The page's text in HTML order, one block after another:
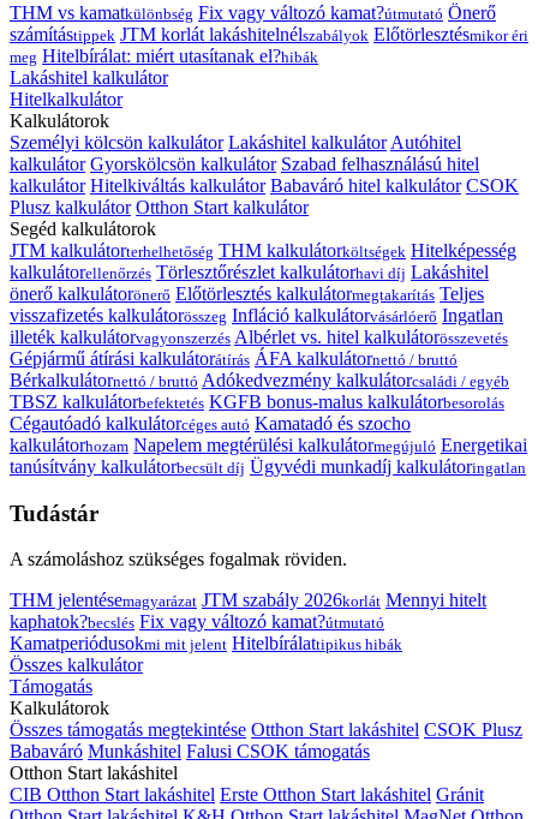
THM vs kamatkülönbség Fix vagy változó kamat?útmutató Önerő
számítástippek JTM korlát lakáshitelnélszabályok Előtörlesztésmikor éri
meg Hitelbírálat: miért utasítanak el?hibák
Lakáshitel kalkulátor
Hitelkalkulátor
Kalkulátorok
Személyi kölcsön kalkulátor Lakáshitel kalkulátor Autóhitel
kalkulátor Gyorskölcsön kalkulátor Szabad felhasználású hitel
kalkulátor Hitelkiváltás kalkulátor Babaváró hitel kalkulátor CSOK
Plusz kalkulátor Otthon Start kalkulátor
Segéd kalkulátorok
JTM kalkulátorterhelhetőség THM kalkulátorköltségek Hitelképesség
kalkulátorellenőrzés Törlesztőrészlet kalkulátorhavi díj Lakáshitel
önerő kalkulátorönerő Előtörlesztés kalkulátormegtakarítás Teljes
visszafizetés kalkulátorösszeg Infláció kalkulátorvásárlóerő Ingatlan
illeték kalkulátorvagyonszerzés Albérlet vs. hitel kalkulátorösszevetés
Gépjármű átírási kalkulátorátírás ÁFA kalkulátornettó / bruttó
Bérkalkulátornettó / bruttó Adókedvezmény kalkulátorcsaládi / egyéb
TBSZ kalkulátorbefektetés KGFB bonus-malus kalkulátorbesorolás
Cégautóadó kalkulátorcéges autó Kamatadó és szocho
kalkulátorhozam Napelem megtérülési kalkulátormegújuló Energetikai
tanúsítvány kalkulátorbecsült díj Ügyvédi munkadíj kalkulátoringatlan
Tudástár
A számoláshoz szükséges fogalmak röviden.
THM jelentésemagyarázat JTM szabály 2026korlát Mennyi hitelt
kaphatok?becslés Fix vagy változó kamat?útmutató
Kamatperiódusokmi mit jelent Hitelbírálattipikus hibák
Összes kalkulátor
Támogatás
Kalkulátorok
Összes támogatás megtekintése Otthon Start lakáshitel CSOK Plusz
Babaváró Munkáshitel Falusi CSOK támogatás
Otthon Start lakáshitel
CIB Otthon Start lakáshitel Erste Otthon Start lakáshitel Gránit